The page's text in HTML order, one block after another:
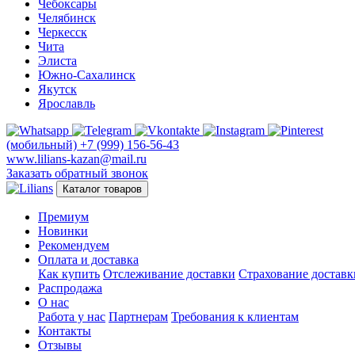
Чебоксары
Челябинск
Черкесск
Чита
Элиста
Южно-Сахалинск
Якутск
Ярославль
(мобильный) +7 (999) 156-56-43
www.lilians-kazan@mail.ru
Заказать обратный звонок
Каталог товаров
Премиум
Новинки
Рекомендуем
Оплата и доставка
Как купить Отслеживание доставки Страхование
Распродажа
О нас
Работа у нас Партнерам Требования к клиентам
Контакты
Отзывы